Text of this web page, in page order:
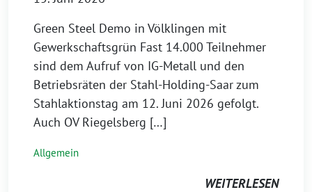
Green Steel Demo in Völklingen mit
Gewerkschaftsgrün Fast 14.000 Teilnehmer
sind dem Aufruf von IG-Metall und den
Betriebsräten der Stahl-Holding-Saar zum
Stahlaktionstag am 12. Juni 2026 gefolgt.
Auch OV Riegelsberg […]
Allgemein
WEITERLESEN